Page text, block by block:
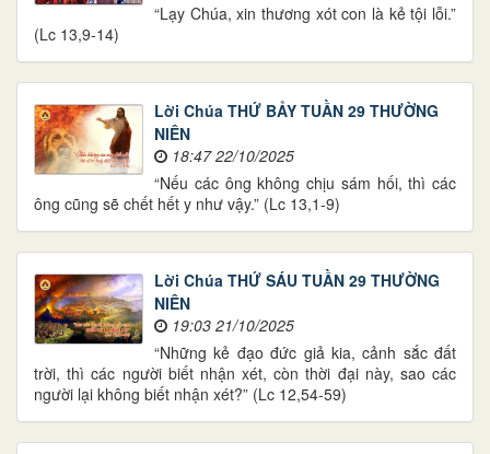
“Lạy Chúa, xin thương xót con là kẻ tội lỗi.”
(Lc 13,9-14)
Lời Chúa THỨ BẢY TUẦN 29 THƯỜNG
NIÊN
18:47 22/10/2025
“Nếu các ông không chịu sám hối, thì các
ông cũng sẽ chết hết y như vậy.” (Lc 13,1-9)
Lời Chúa THỨ SÁU TUẦN 29 THƯỜNG
NIÊN
19:03 21/10/2025
“Những kẻ đạo đức giả kia, cảnh sắc đất
trời, thì các người biết nhận xét, còn thời đại này, sao các
người lại không biết nhận xét?” (Lc 12,54-59)